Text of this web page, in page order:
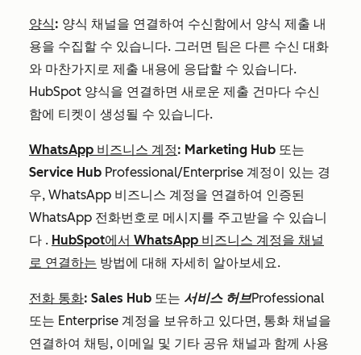
양식: 양식 채널을 연결하여 수신함에서 양식 제출 내
용을 수집할 수 있습니다. 그러면 팀은 다른 수신 대화
와 마찬가지로 제출 내용에 응답할 수 있습니다.
HubSpot 양식을 연결하면 새로운 제출 건마다 수신
함에 티켓이 생성될 수 있습니다.
WhatsApp 비즈니스 계정: Marketing Hub 또는
Service Hub Professional/Enterprise 계정이 있는 경
우, WhatsApp 비즈니스 계정을 연결하여 인증된
WhatsApp 전화번호로 메시지를 주고받을 수 있습니
다 . HubSpot에서 WhatsApp 비즈니스 계정을 채널
로 연결하는 방법에 대해 자세히 알아보세요.
전화 통화: Sales Hub 또는 서비스 허브Professional
또는 Enterprise 계정을 보유하고 있다면, 통화 채널을
연결하여 채팅, 이메일 및 기타 공유 채널과 함께 사용